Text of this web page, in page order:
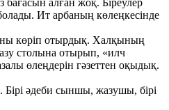
бағасын алған жоқ. Біреулер
Ит арбаның көлеңкесінде
көріп отырдық. Халқының
столына отырып, «илч
өлеңдерін гәзеттен оқыдық.
Бірі әдеби сыншы, жазушы, бірі